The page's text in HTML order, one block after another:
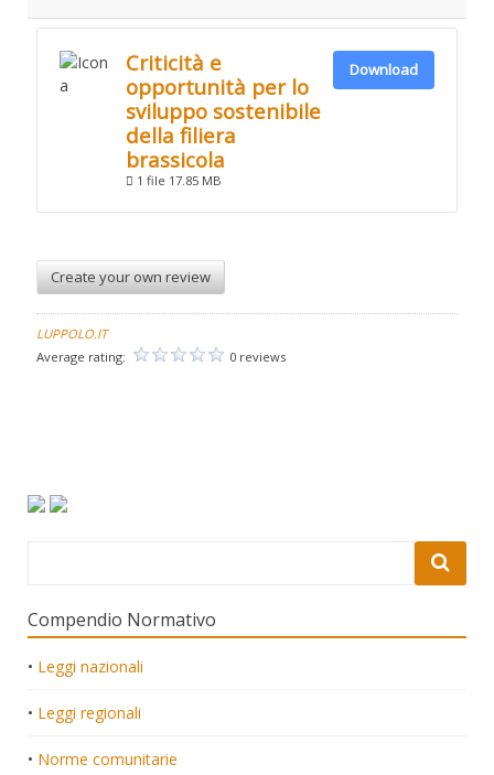
Criticità e
opportunità per lo
sviluppo sostenibile
della filiera
brassicola
1 file 17.85 MB
Download
Create your own review
LUPPOLO.IT
Average rating:
0 reviews
Compendio Normativo
• Leggi nazionali
• Leggi regionali
• Norme comunitarie